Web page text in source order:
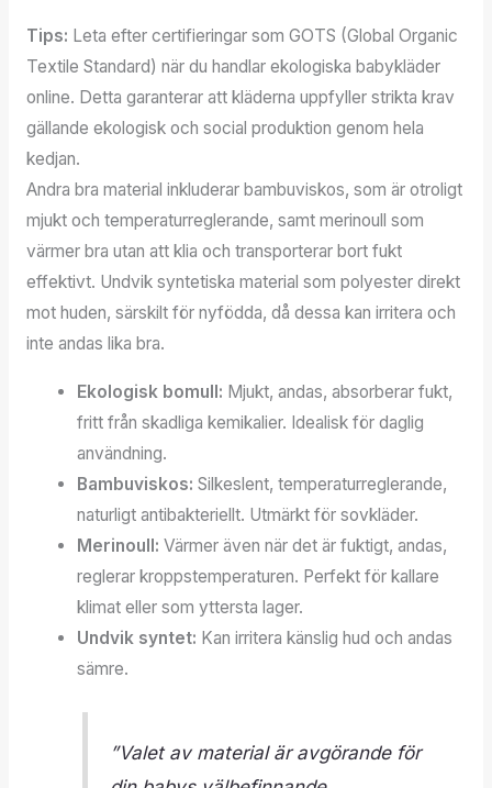
Tips: Leta efter certifieringar som GOTS (Global Organic
Textile Standard) när du handlar ekologiska babykläder
online. Detta garanterar att kläderna uppfyller strikta krav
gällande ekologisk och social produktion genom hela
kedjan.
Andra bra material inkluderar bambuviskos, som är otroligt
mjukt och temperaturreglerande, samt merinoull som
värmer bra utan att klia och transporterar bort fukt
effektivt. Undvik syntetiska material som polyester direkt
mot huden, särskilt för nyfödda, då dessa kan irritera och
inte andas lika bra.
Ekologisk bomull: Mjukt, andas, absorberar fukt,
fritt från skadliga kemikalier. Idealisk för daglig
användning.
Bambuviskos: Silkeslent, temperaturreglerande,
naturligt antibakteriellt. Utmärkt för sovkläder.
Merinoull: Värmer även när det är fuktigt, andas,
reglerar kroppstemperaturen. Perfekt för kallare
klimat eller som yttersta lager.
Undvik syntet: Kan irritera känslig hud och andas
sämre.
”Valet av material är avgörande för